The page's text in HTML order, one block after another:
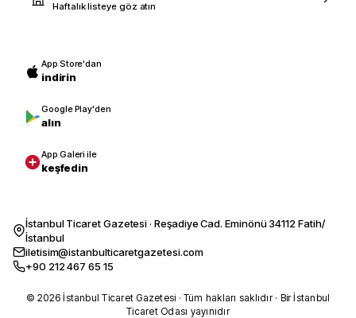
Haftalık listeye göz atın
App Store'dan
indirin
Google Play'den
alın
App Galeri ile
keşfedin
İstanbul Ticaret Gazetesi · Reşadiye Cad. Eminönü 34112 Fatih/
İstanbul
iletisim@istanbulticaretgazetesi.com
+90 212 467 65 15
© 2026 İstanbul Ticaret Gazetesi · Tüm hakları saklıdır · Bir İstanbul
Ticaret Odası yayınıdır